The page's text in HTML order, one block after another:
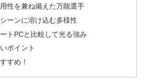
性を兼ね備えた万能選手
ーンに溶け込む多様性
トPCと比較して光る強み
ポイント
すめ！